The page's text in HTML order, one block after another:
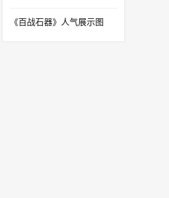
《百战石器》人气展示图